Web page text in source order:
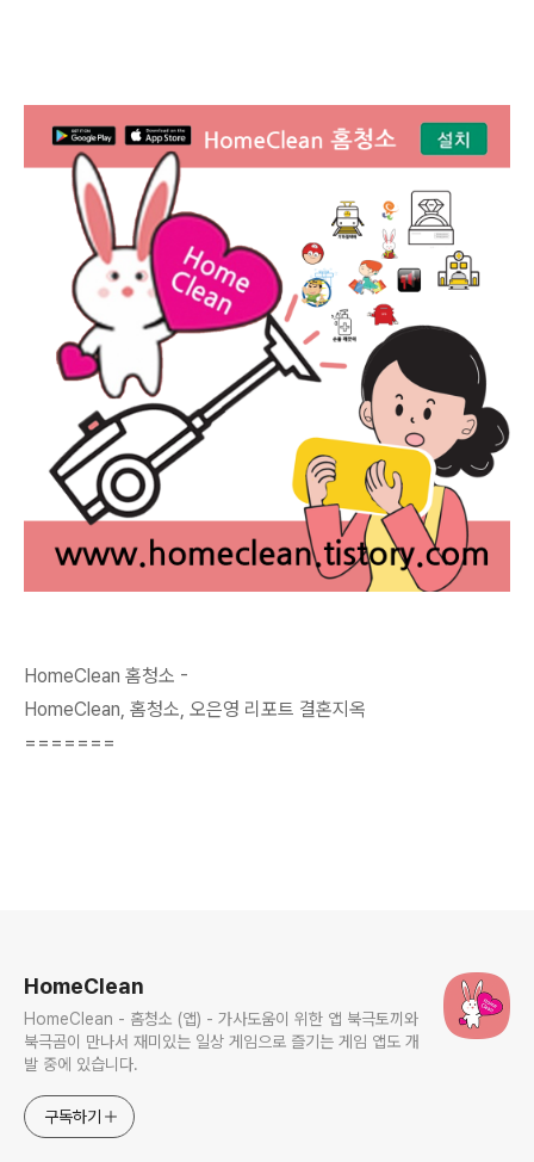
HomeClean 홈청소 -
HomeClean, 홈청소, 오은영 리포트 결혼지옥
=======
HomeClean
HomeClean - 홈청소 (앱) - 가사도움이 위한 앱 북극토끼와
북극곰이 만나서 재미있는 일상 게임으로 즐기는 게임 앱도 개
발 중에 있습니다.
구독하기